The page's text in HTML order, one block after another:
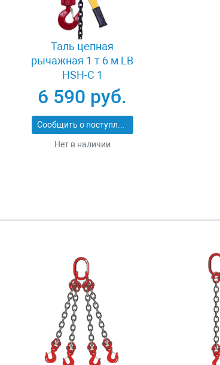
Таль цепная
рычажная 1 т 6 м LB
HSH-C 1
6 590 руб.
Сообщить о поступлении
Нет в наличии